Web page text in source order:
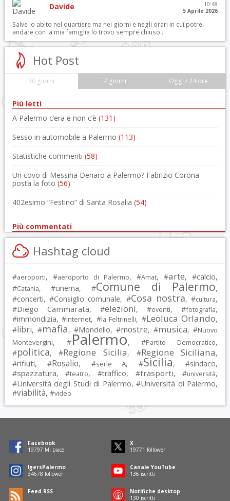
Davide
10:48
5 Aprile 2026
Salve io abito nel quartiere ma nei giorni e negli orari in cui potrei
andare con la mia famiglia lo trovo sempre chiuso..
Hot Post
30 giorni 7 giorni Oggi / 24 ore
Più letti
A Palermo c’era e non c’è (131)
Sesso in automobile a Palermo (113)
Statistiche commenti (58)
Un covo di Messina Denaro a Palermo? Fabrizio Corona
posta la foto (56)
402esimo “Festino” di Santa Rosalia (54)
Più commentati
Hashtag cloud
#aeroporti, #aeroporto di Palermo, #Amat, #arte, #calcio,
#Catania, #cinema, #Comune di Palermo,
#concerti, #Consiglio comunale, #Cosa nostra, #cultura,
#Diego Cammarata, #elezioni, #eventi, #fotografia,
#immondizia, #Internet, #la Feltrinelli, #Leoluca Orlando,
#libri, #mafia, #Mondello, #mostre, #musica, #Nuovo
Montevergini, #Palermo, #Partito Democratico,
#politica, #Regione Sicilia, #Regione Siciliana,
#rifiuti, #Rosalio, #serie A, #Sicilia, #sindaco,
#spazzatura, #teatro, #traffico, #trasporti, #università,
#Università degli Studi di Palermo, #Università di Palermo,
#viabilità, #video
Facebook
19797 Mi piace
X
19771 follower
IgersPalermo
34678 follower
Canale YouTube
136 iscritti
Feed RSS
Notifiche desktop
130 iscritti